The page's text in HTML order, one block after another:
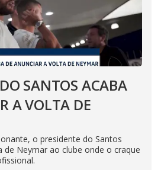
SANTOS ACABA
A VOLTA DE
o presidente do Santos
Neymar ao clube onde o craque